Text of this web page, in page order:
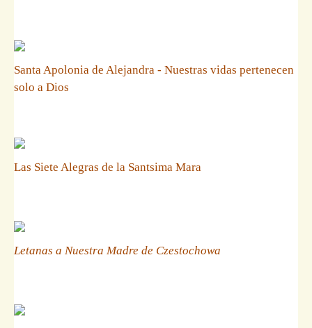
Santa Apolonia de Alejandra - Nuestras vidas pertenecen
solo a Dios
Las Siete Alegras de la Santsima Mara
Letanas a Nuestra Madre de Czestochowa